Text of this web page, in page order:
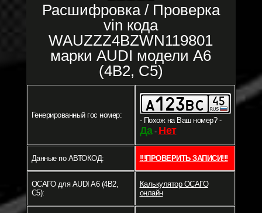
Расшифровка / Проверка
vin кода
WAUZZZ4BZWN119801
марки AUDI модели A6
(4B2, C5)
Генерированный гос номер:
- Похож на Ваш номер? -
Да- Нет
Данные по АВТОКОД: !!!ПРОВЕРИТЬ ЗАПИСИ!!!
ОСАГО для AUDI A6 (4B2,
C5):
Калькулятор ОСАГО
онлайн